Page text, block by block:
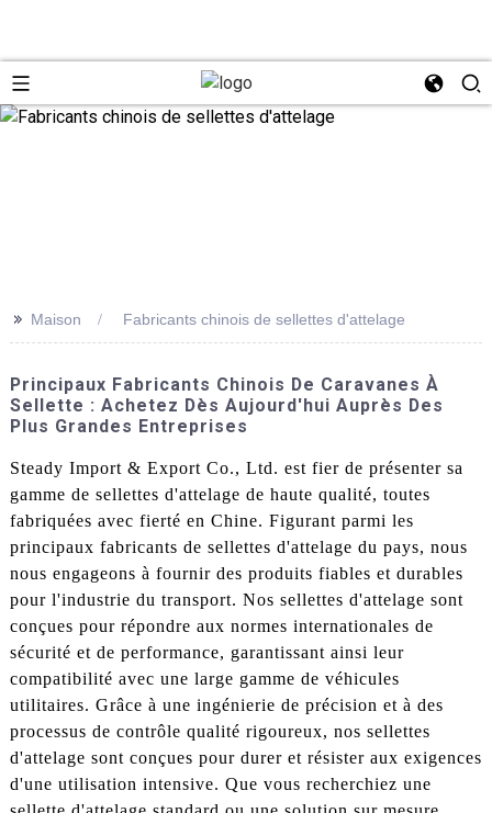
>> Maison Fabricants chinois de sellettes d'attelage
Principaux Fabricants Chinois De Caravanes À
Sellette : Achetez Dès Aujourd'hui Auprès Des
Plus Grandes Entreprises
Steady Import & Export Co., Ltd. est fier de présenter sa
gamme de sellettes d'attelage de haute qualité, toutes
fabriquées avec fierté en Chine. Figurant parmi les
principaux fabricants de sellettes d'attelage du pays, nous
nous engageons à fournir des produits fiables et durables
pour l'industrie du transport. Nos sellettes d'attelage sont
conçues pour répondre aux normes internationales de
sécurité et de performance, garantissant ainsi leur
compatibilité avec une large gamme de véhicules
utilitaires. Grâce à une ingénierie de précision et à des
processus de contrôle qualité rigoureux, nos sellettes
d'attelage sont conçues pour durer et résister aux exigences
d'une utilisation intensive. Que vous recherchiez une